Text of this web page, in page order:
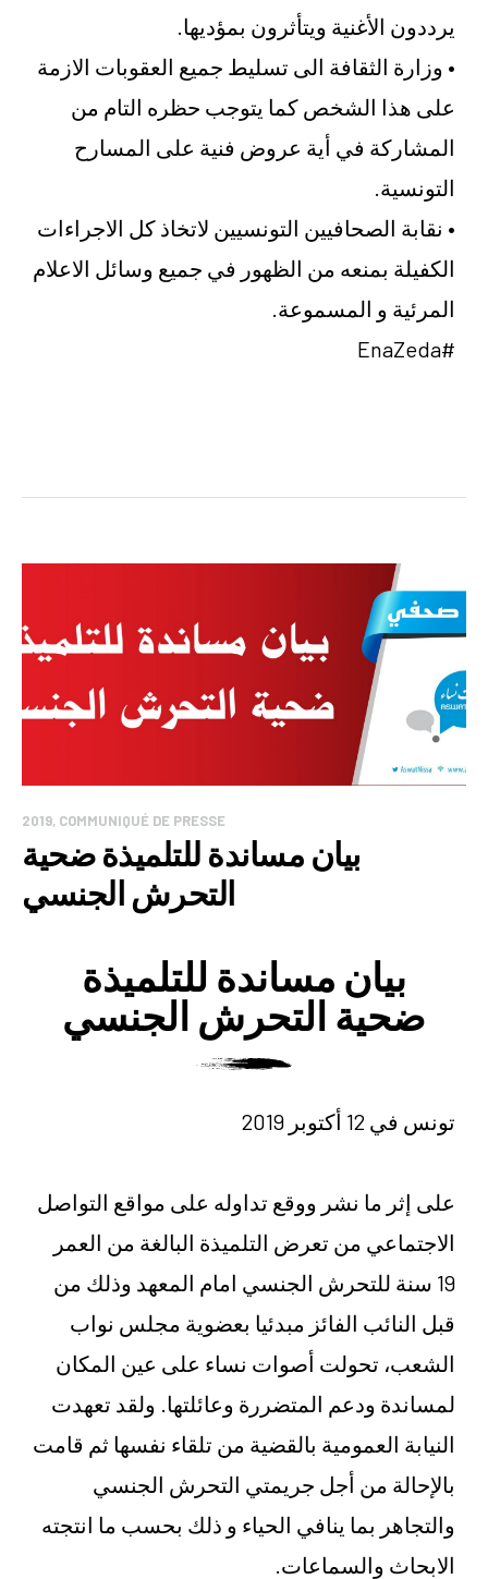
يرددون الأغنية ويتأثرون بمؤديها.
• وزارة الثقافة الى تسليط جميع العقوبات الازمة
على هذا الشخص كما يتوجب حظره التام من
المشاركة في أية عروض فنية على المسارح
التونسية.
• نقابة الصحافيين التونسيين لاتخاذ كل الاجراءات
الكفيلة بمنعه من الظهور في جميع وسائل الاعلام
المرئية و المسموعة.
#EnaZeda
2019, COMMUNIQUÉ DE PRESSE
بيان مساندة للتلميذة ضحية
التحرش الجنسي
بيان مساندة للتلميذة
ضحية التحرش الجنسي
تونس في 12 أكتوبر 2019
على إثر ما نشر ووقع تداوله على مواقع التواصل
الاجتماعي من تعرض التلميذة البالغة من العمر
19 سنة للتحرش الجنسي امام المعهد وذلك من
قبل النائب الفائز مبدئيا بعضوية مجلس نواب
الشعب، تحولت أصوات نساء على عين المكان
لمساندة ودعم المتضررة وعائلتها. ولقد تعهدت
النيابة العمومية بالقضية من تلقاء نفسها ثم قامت
بالإحالة من أجل جريمتي التحرش الجنسي
والتجاهر بما ينافي الحياء و ذلك بحسب ما انتجته
الابحاث والسماعات.